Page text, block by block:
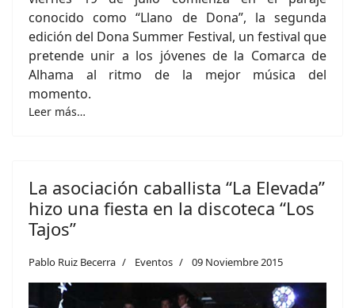
conocido como “Llano de Dona”, la segunda
edición del Dona Summer Festival, un festival que
pretende unir a los jóvenes de la Comarca de
Alhama al ritmo de la mejor música del
momento.
Leer más…
La asociación caballista “La Elevada”
hizo una fiesta en la discoteca “Los
Tajos”
Pablo Ruiz Becerra Eventos 09 Noviembre 2015